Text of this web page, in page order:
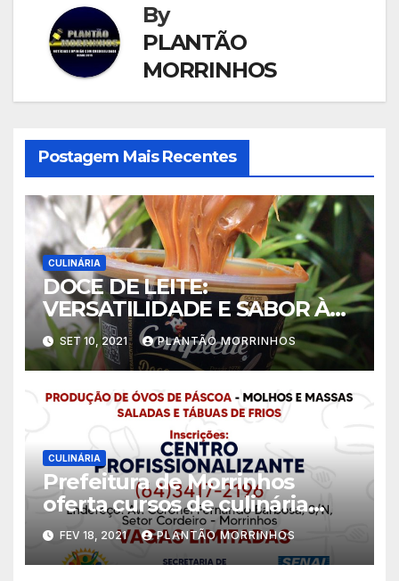
By
PLANTÃO
MORRINHOS
Postagem Mais Recentes
CULINÁRIA
DOCE DE LEITE:
VERSATILIDADE E SABOR À
MESA
SET 10, 2021 PLANTÃO MORRINHOS
CULINÁRIA
Prefeitura de Morrinhos
oferta cursos de culinária
para moradores de Morrinhos
FEV 18, 2021 PLANTÃO MORRINHOS